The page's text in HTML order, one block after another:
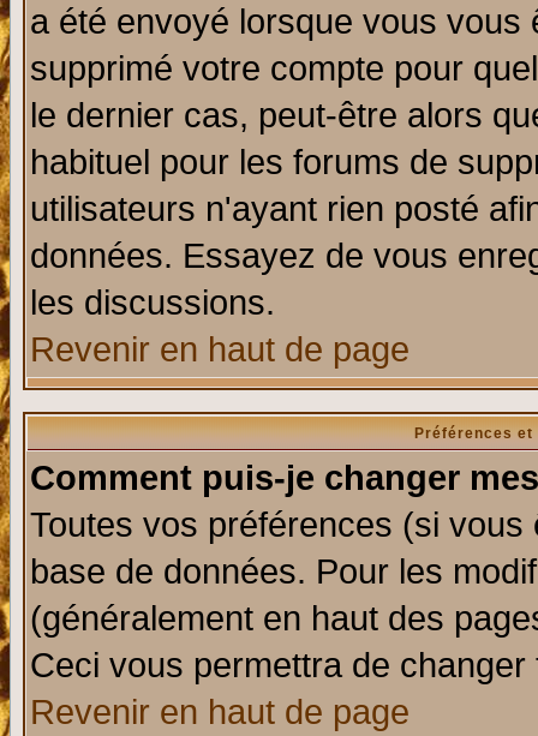
a été envoyé lorsque vous
supprimé votre compte pour
le dernier cas, peut-être alors
habituel pour les forums de
utilisateurs n'ayant rien posté
données. Essayez de vous
les discussions.
Revenir en haut de page
Préférences
Comment puis-je changer
Toutes vos préférences (si
base de données. Pour les
(généralement en haut des
Ceci vous permettra de
Revenir en haut de page